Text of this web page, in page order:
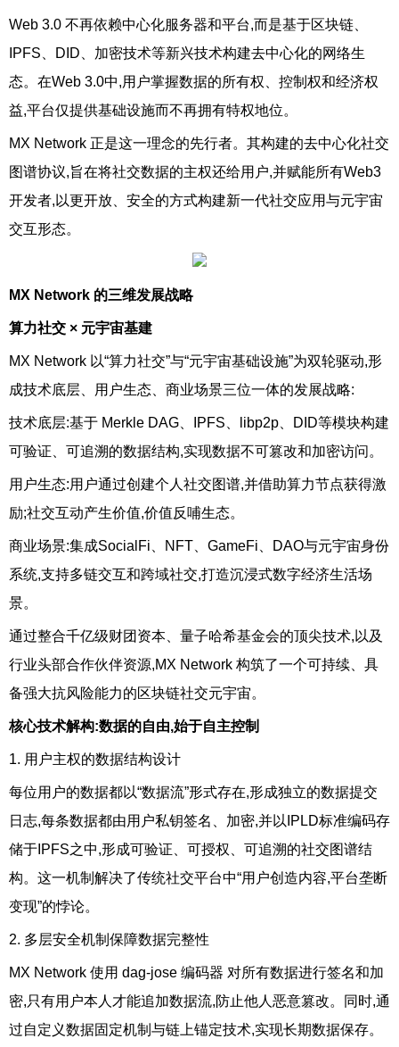
Web 3.0 不再依赖中心化服务器和平台,而是基于区块链、
IPFS、DID、加密技术等新兴技术构建去中心化的网络生
态。在Web 3.0中,用户掌握数据的所有权、控制权和经济权
益,平台仅提供基础设施而不再拥有特权地位。
MX Network 正是这一理念的先行者。其构建的去中心化社交
图谱协议,旨在将社交数据的主权还给用户,并赋能所有Web3
开发者,以更开放、安全的方式构建新一代社交应用与元宇宙
交互形态。
MX Network 的三维发展战略
算力社交 × 元宇宙基建
MX Network 以“算力社交”与“元宇宙基础设施”为双轮驱动,形
成技术底层、用户生态、商业场景三位一体的发展战略:
技术底层:基于 Merkle DAG、IPFS、libp2p、DID等模块构建
可验证、可追溯的数据结构,实现数据不可篡改和加密访问。
用户生态:用户通过创建个人社交图谱,并借助算力节点获得激
励;社交互动产生价值,价值反哺生态。
商业场景:集成SocialFi、NFT、GameFi、DAO与元宇宙身份
系统,支持多链交互和跨域社交,打造沉浸式数字经济生活场
景。
通过整合千亿级财团资本、量子哈希基金会的顶尖技术,以及
行业头部合作伙伴资源,MX Network 构筑了一个可持续、具
备强大抗风险能力的区块链社交元宇宙。
核心技术解构:数据的自由,始于自主控制
1. 用户主权的数据结构设计
每位用户的数据都以“数据流”形式存在,形成独立的数据提交
日志,每条数据都由用户私钥签名、加密,并以IPLD标准编码存
储于IPFS之中,形成可验证、可授权、可追溯的社交图谱结
构。这一机制解决了传统社交平台中“用户创造内容,平台垄断
变现”的悖论。
2. 多层安全机制保障数据完整性
MX Network 使用 dag-jose 编码器 对所有数据进行签名和加
密,只有用户本人才能追加数据流,防止他人恶意篡改。同时,通
过自定义数据固定机制与链上锚定技术,实现长期数据保存。